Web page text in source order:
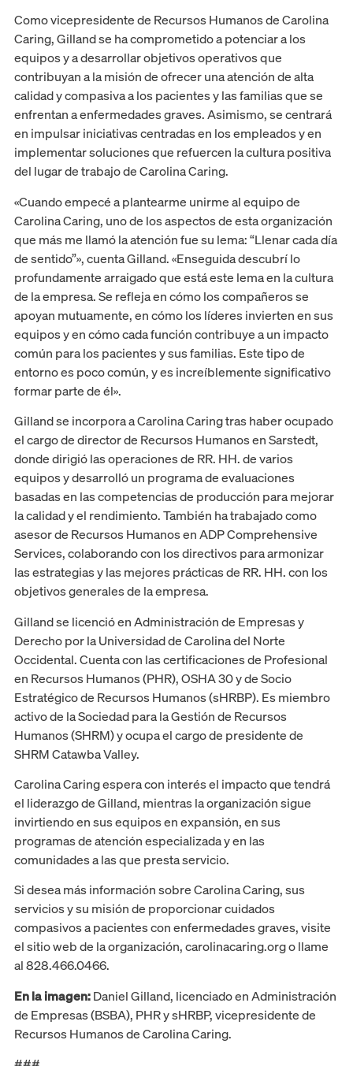
Como vicepresidente de Recursos Humanos de Carolina
Caring, Gilland se ha comprometido a potenciar a los
equipos y a desarrollar objetivos operativos que
contribuyan a la misión de ofrecer una atención de alta
calidad y compasiva a los pacientes y las familias que se
enfrentan a enfermedades graves. Asimismo, se centrará
en impulsar iniciativas centradas en los empleados y en
implementar soluciones que refuercen la cultura positiva
del lugar de trabajo de Carolina Caring.
«Cuando empecé a plantearme unirme al equipo de
Carolina Caring, uno de los aspectos de esta organización
que más me llamó la atención fue su lema: “Llenar cada día
de sentido”», cuenta Gilland. «Enseguida descubrí lo
profundamente arraigado que está este lema en la cultura
de la empresa. Se refleja en cómo los compañeros se
apoyan mutuamente, en cómo los líderes invierten en sus
equipos y en cómo cada función contribuye a un impacto
común para los pacientes y sus familias. Este tipo de
entorno es poco común, y es increíblemente significativo
formar parte de él».
Gilland se incorpora a Carolina Caring tras haber ocupado
el cargo de director de Recursos Humanos en Sarstedt,
donde dirigió las operaciones de RR. HH. de varios
equipos y desarrolló un programa de evaluaciones
basadas en las competencias de producción para mejorar
la calidad y el rendimiento. También ha trabajado como
asesor de Recursos Humanos en ADP Comprehensive
Services, colaborando con los directivos para armonizar
las estrategias y las mejores prácticas de RR. HH. con los
objetivos generales de la empresa.
Gilland se licenció en Administración de Empresas y
Derecho por la Universidad de Carolina del Norte
Occidental. Cuenta con las certificaciones de Profesional
en Recursos Humanos (PHR), OSHA 30 y de Socio
Estratégico de Recursos Humanos (sHRBP). Es miembro
activo de la Sociedad para la Gestión de Recursos
Humanos (SHRM) y ocupa el cargo de presidente de
SHRM Catawba Valley.
Carolina Caring espera con interés el impacto que tendrá
el liderazgo de Gilland, mientras la organización sigue
invirtiendo en sus equipos en expansión, en sus
programas de atención especializada y en las
comunidades a las que presta servicio.
Si desea más información sobre Carolina Caring, sus
servicios y su misión de proporcionar cuidados
compasivos a pacientes con enfermedades graves, visite
el sitio web de la organización, carolinacaring.org o llame
al 828.466.0466.
En la imagen:Daniel Gilland, licenciado en Administración
de Empresas (BSBA), PHR y sHRBP, vicepresidente de
Recursos Humanos de Carolina Caring.